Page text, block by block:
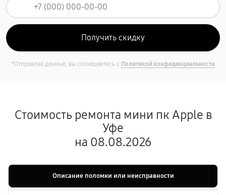
*Отправляя данные, вы соглашаетесь с Политикой конфиденциальности
Стоимость ремонта мини пк Apple в
Уфе
на 08.08.2026
Описание поломки или неисправности